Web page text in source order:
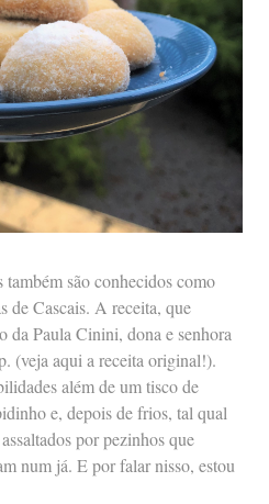
também são conhecidos como
de Cascais. A receita, que
da Paula Cinini, dona e senhora
(veja aqui a receita original!).
além de um tisco de
e, depois de frios, tal qual
por pezinhos que
num já. E por falar nisso, estou